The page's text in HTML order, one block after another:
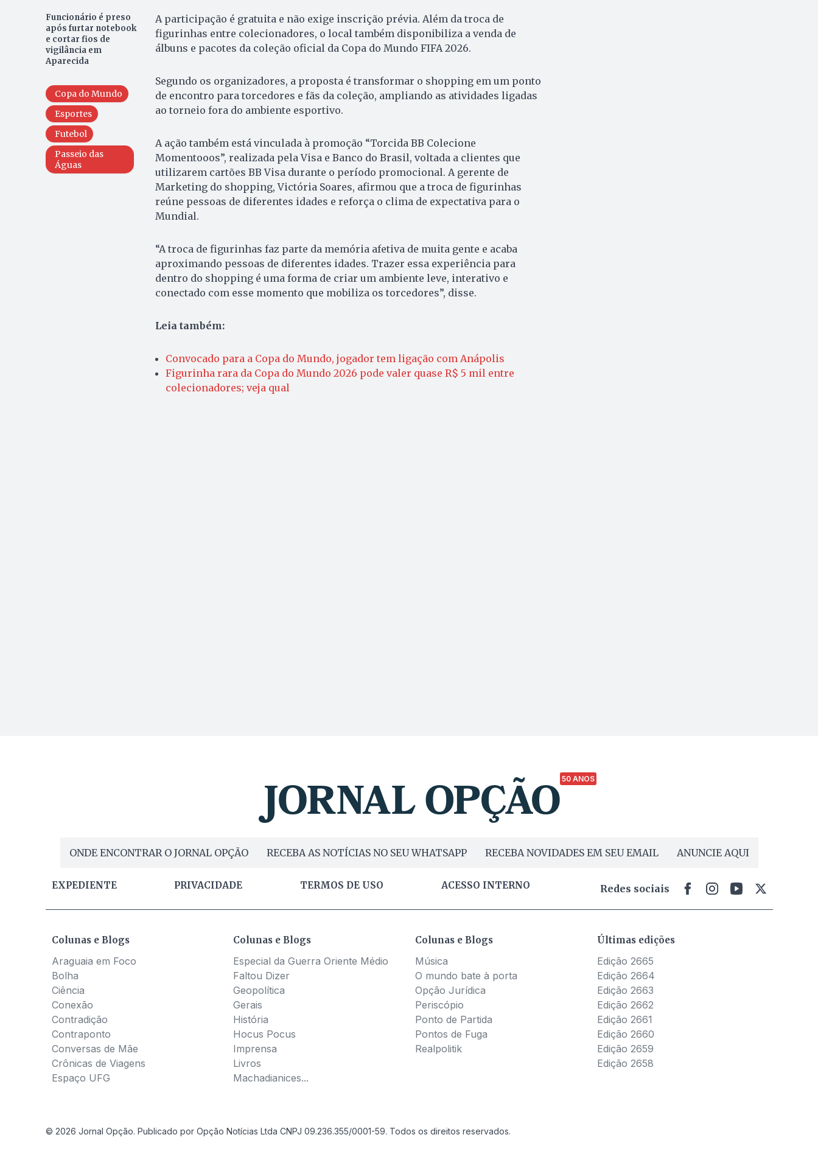
Funcionário é preso
após furtar notebook
e cortar fios de
vigilância em
Aparecida
Copa do Mundo
Esportes
Futebol
Passeio das
Águas
A participação é gratuita e não exige inscrição prévia. Além da troca de
figurinhas entre colecionadores, o local também disponibiliza a venda de
álbuns e pacotes da coleção oficial da Copa do Mundo FIFA 2026.
Segundo os organizadores, a proposta é transformar o shopping em um ponto
de encontro para torcedores e fãs da coleção, ampliando as atividades ligadas
ao torneio fora do ambiente esportivo.
A ação também está vinculada à promoção “Torcida BB Colecione
Momentooos”, realizada pela Visa e Banco do Brasil, voltada a clientes que
utilizarem cartões BB Visa durante o período promocional. A gerente de
Marketing do shopping, Victória Soares, afirmou que a troca de figurinhas
reúne pessoas de diferentes idades e reforça o clima de expectativa para o
Mundial.
“A troca de figurinhas faz parte da memória afetiva de muita gente e acaba
aproximando pessoas de diferentes idades. Trazer essa experiência para
dentro do shopping é uma forma de criar um ambiente leve, interativo e
conectado com esse momento que mobiliza os torcedores”, disse.
Leia também:
Convocado para a Copa do Mundo, jogador tem ligação com Anápolis
Figurinha rara da Copa do Mundo 2026 pode valer quase R$ 5 mil entre
colecionadores; veja qual
50 ANOS
ONDE ENCONTRAR O JORNAL OPÇÃO RECEBA AS NOTÍCIAS NO SEU WHATSAPP RECEBA NOVIDADES EM SEU EMAIL ANUNCIE AQUI
EXPEDIENTE PRIVACIDADE TERMOS DE USO ACESSO INTERNO Redes sociais
Colunas e Blogs
Araguaia em Foco
Bolha
Ciência
Conexão
Contradição
Contraponto
Conversas de Mãe
Crônicas de Viagens
Espaço UFG
Colunas e Blogs
Especial da Guerra Oriente Médio
Faltou Dizer
Geopolítica
Gerais
História
Hocus Pocus
Imprensa
Livros
Machadianices...
Colunas e Blogs
Música
O mundo bate à porta
Opção Jurídica
Periscópio
Ponto de Partida
Pontos de Fuga
Realpolitik
Últimas edições
Edição 2665
Edição 2664
Edição 2663
Edição 2662
Edição 2661
Edição 2660
Edição 2659
Edição 2658
© 2026 Jornal Opção. Publicado por Opção Notícias Ltda CNPJ 09.236.355/0001-59. Todos os direitos reservados.